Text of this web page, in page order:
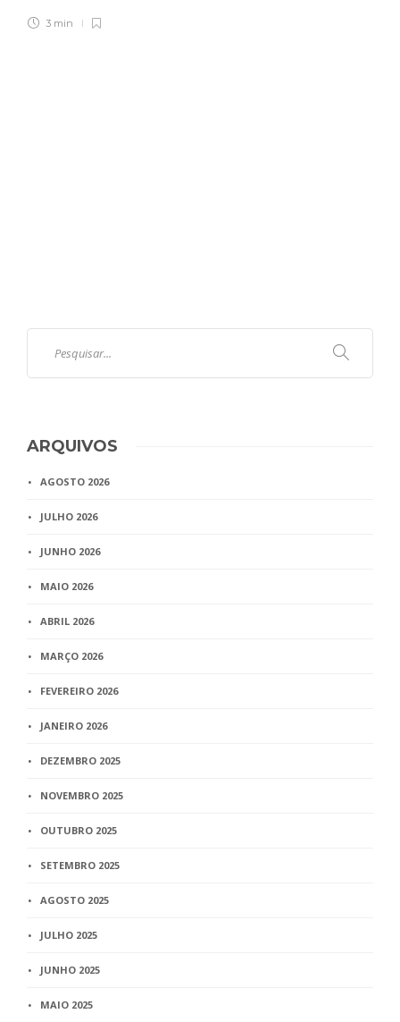
3 min
ARQUIVOS
AGOSTO 2026
JULHO 2026
JUNHO 2026
MAIO 2026
ABRIL 2026
MARÇO 2026
FEVEREIRO 2026
JANEIRO 2026
DEZEMBRO 2025
NOVEMBRO 2025
OUTUBRO 2025
SETEMBRO 2025
AGOSTO 2025
JULHO 2025
JUNHO 2025
MAIO 2025